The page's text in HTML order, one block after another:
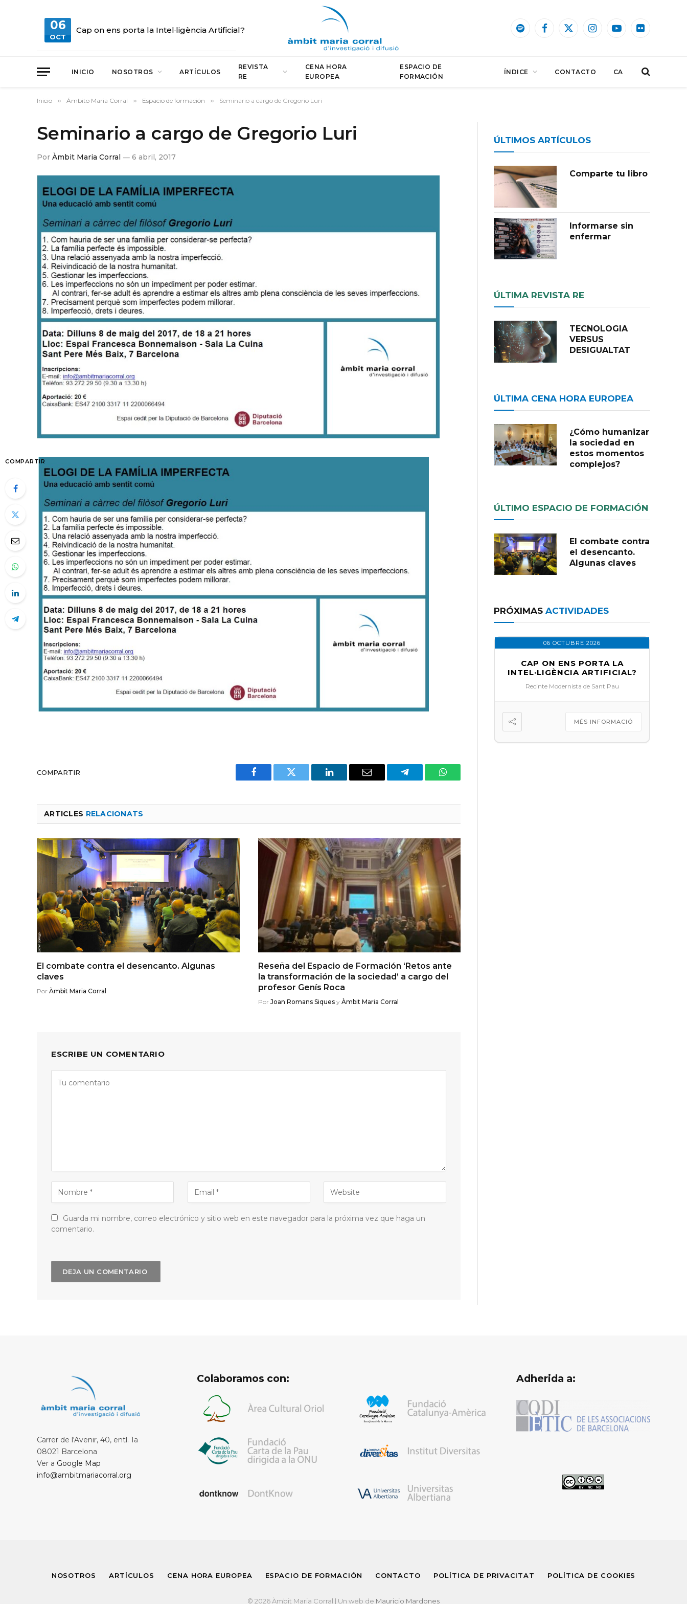
06
OCT
Cap on ens porta la Intel·ligència Artificial? SpotifyFacebook
X
InstagramYouTubeFlickr
INICIO NOSOTROS ARTÍCULOS
REVISTA
RE
CENA HORA
EUROPEA
ESPACIO DE
FORMACIÓN
ÍNDICE CONTACTO CA
Inicio » Ámbito Maria Corral » Espacio de formación » Seminario a cargo de Gregorio Luri
Seminario a cargo de Gregorio Luri
Por Àmbit Maria Corral 6 abril, 2017
COMPARTIR
COMPARTIR
Facebook Twitter LinkedIn Email Telegram WhatsApp
ARTICLES RELACIONATS
El combate contra el desencanto. Algunas
claves
Por Àmbit Maria Corral
Reseña del Espacio de Formación ‘Retos ante
la transformación de la sociedad’ a cargo del
profesor Genís Roca
Por Joan Romans Siquesy Àmbit Maria Corral
ESCRIBE UN COMENTARIO
Guarda mi nombre, correo electrónico y sitio web en este navegador para la próxima vez que haga un
comentario.
ÚLTIMOS ARTÍCULOS
Comparte tu libro
Informarse sin
enfermar
ÚLTIMA REVISTA RE
TECNOLOGIA
VERSUS
DESIGUALTAT
ÚLTIMA CENA HORA EUROPEA
¿Cómo humanizar
la sociedad en
estos momentos
complejos?
ÚLTIMO ESPACIO DE FORMACIÓN
El combate contra
el desencanto.
Algunas claves
PRÓXIMASACTIVIDADES
06 OCTUBRE 2026
CAP ON ENS PORTA LA
INTEL·LIGÈNCIA ARTIFICIAL?
Recinte Modernista de Sant Pau
MÉS INFORMACIÓ
Carrer de l'Avenir, 40, entl. 1a
08021 Barcelona
Ver a Google Map
info@ambitmariacorral.org
Colaboramos con: Adherida a:
NOSOTROS ARTÍCULOS CENA HORA EUROPEA ESPACIO DE FORMACIÓN CONTACTO POLÍTICA DE PRIVACITAT POLÍTICA DE COOKIES
© 2026 Àmbit Maria Corral | Un web de Mauricio Mardones